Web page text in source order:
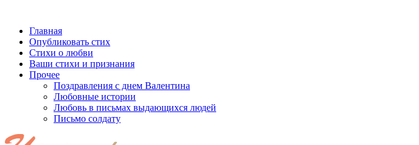
Главная
Опубликовать стих
Стихи о любви
Ваши стихи и признания
Прочее
Поздравления с днем Валентина
Любовные истории
Любовь в письмах выдающихся людей
Письмо солдату